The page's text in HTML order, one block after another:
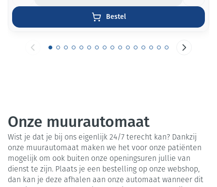
Bestel
Onze muurautomaat
Wist je dat je bij ons eigenlijk 24/7 terecht kan? Dankzij
onze muurautomaat maken we het voor onze patiënten
mogelijk om ook buiten onze openingsuren jullie van
dienst te zijn. Plaats je een bestelling op onze webshop,
dan kan je deze afhalen aan onze automaat wanneer dit